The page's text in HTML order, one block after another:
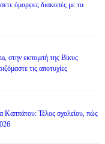
όμορφες διακοπές με τα
στην εκπομπή της Βίκυς
τις αποτυχίες
Καππάτου: Τέλος σχολείου, πώς